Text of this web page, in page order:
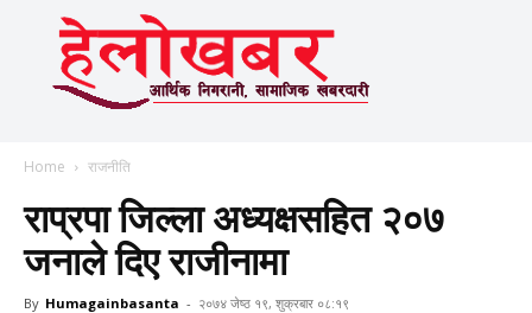
Home राजनीति
राप्रपा जिल्ला अध्यक्षसहित २०७
जनाले दिए राजीनामा
By Humagainbasanta - २०७४ जेष्ठ १९, शुक्रबार ०८:१९